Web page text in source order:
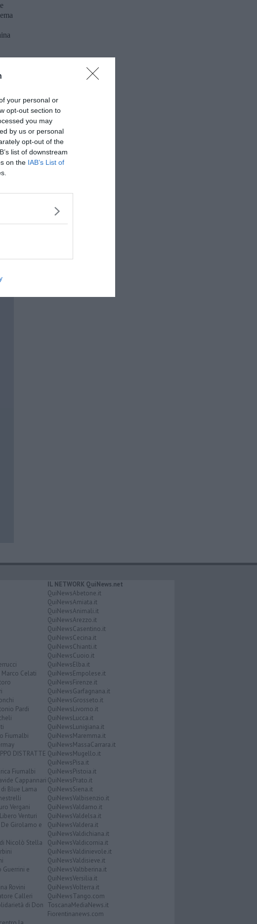
your personal or
opt-out section to
you may
by us or personal
opt-out of the
list of downstream
on the IAB’s List of
Celati
Pardi
Fiumalbi
DISTRATTE
Fiumalbi
Cappannari
Blue Lama
Vergani
Venturi
Girolamo e
Nicolò Stella
Guerrini e
Rovini
Calleri
di Don
IL NETWORK QuiNews.net
QuiNewsAbetone.it
QuiNewsAmiata.it
QuiNewsAnimali.it
QuiNewsArezzo.it
QuiNewsCasentino.it
QuiNewsCecina.it
QuiNewsChianti.it
QuiNewsCuoio.it
QuiNewsElba.it
QuiNewsEmpolese.it
QuiNewsFirenze.it
QuiNewsGarfagnana.it
QuiNewsGrosseto.it
QuiNewsLivorno.it
QuiNewsLucca.it
QuiNewsLunigiana.it
QuiNewsMaremma.it
QuiNewsMassaCarrara.it
QuiNewsMugello.it
QuiNewsPisa.it
QuiNewsPistoia.it
QuiNewsPrato.it
QuiNewsSiena.it
QuiNewsValbisenzio.it
QuiNewsValdarno.it
QuiNewsValdelsa.it
QuiNewsValdera.it
QuiNewsValdichiana.it
QuiNewsValdicornia.it
QuiNewsValdinievole.it
QuiNewsValdisieve.it
QuiNewsValtiberina.it
QuiNewsVersilia.it
QuiNewsVolterra.it
QuiNewsTango.com
ToscanaMediaNews.it
Fiorentinanews.com